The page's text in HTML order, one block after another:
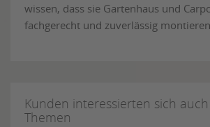
wissen, dass sie Gartenhaus und
fachgerecht und zuverlässig
Kunden interessierten sich
Themen